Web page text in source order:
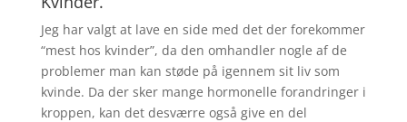
Jeg har valgt at lave en side med det der forekommer
“mest hos kvinder”, da den omhandler nogle af de
problemer man kan støde på igennem sit liv som
kvinde. Da der sker mange hormonelle forandringer i
kroppen, kan det desværre også give en del